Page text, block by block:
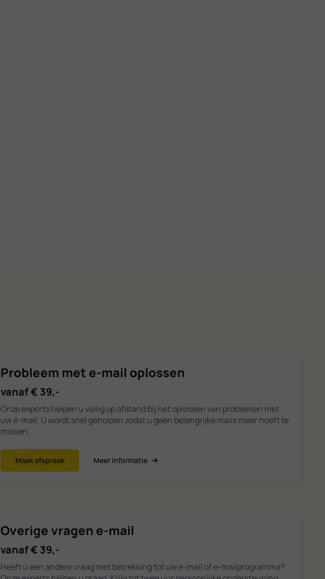
Probleem met e-mail oplossen
vanaf € 39,-
Onze experts helpen u veilig op afstand bij het oplossen van problemen met
uw e-mail. U wordt snel geholpen zodat u geen belangrijke mails meer hoeft te
missen.
Maak afspraak Meer informatie
Overige vragen e-mail
vanaf € 39,-
Heeft u een andere vraag met betrekking tot uw e-mail of e-mailprogramma?